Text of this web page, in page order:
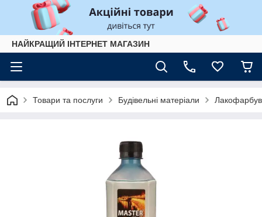
НАЙКРАЩИЙ ІНТЕРНЕТ МАГАЗИН
Товари та послуги Будівельні матеріали